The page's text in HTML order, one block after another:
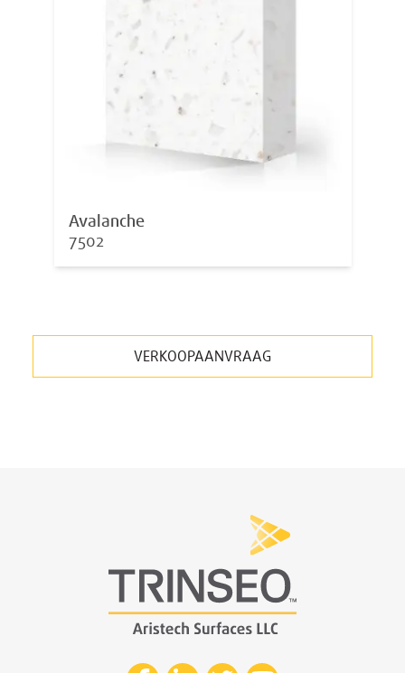
Avalanche
7502
VERKOOPAANVRAAG